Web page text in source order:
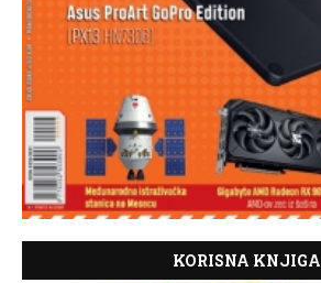
KORISNA KNJIGA